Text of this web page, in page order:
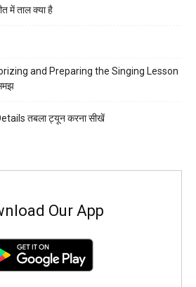
में ताल क्या है
and Preparing the Singing Lesson
तबला ट्यून करना सीखें
Our App